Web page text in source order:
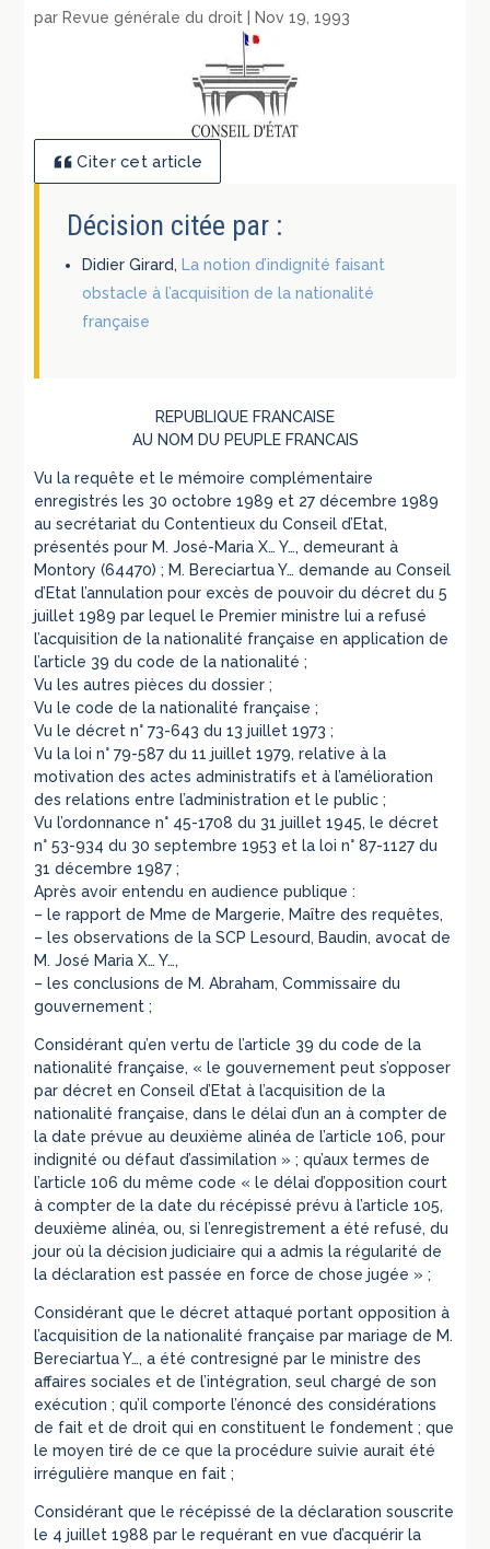
par Revue générale du droit Nov 19, 1993
Citer cet article
Décision citée par :
Didier Girard, La notion d’indignité faisant
obstacle à l’acquisition de la nationalité
française
REPUBLIQUE FRANCAISE
AU NOM DU PEUPLE FRANCAIS
Vu la requête et le mémoire complémentaire
enregistrés les 30 octobre 1989 et 27 décembre 1989
au secrétariat du Contentieux du Conseil d’Etat,
présentés pour M. José-Maria X… Y…, demeurant à
Montory (64470) ; M. Bereciartua Y… demande au Conseil
d’Etat l’annulation pour excès de pouvoir du décret du 5
juillet 1989 par lequel le Premier ministre lui a refusé
l’acquisition de la nationalité française en application de
l’article 39 du code de la nationalité ;
Vu les autres pièces du dossier ;
Vu le code de la nationalité française ;
Vu le décret n° 73-643 du 13 juillet 1973 ;
Vu la loi n° 79-587 du 11 juillet 1979, relative à la
motivation des actes administratifs et à l’amélioration
des relations entre l’administration et le public ;
Vu l’ordonnance n° 45-1708 du 31 juillet 1945, le décret
n° 53-934 du 30 septembre 1953 et la loi n° 87-1127 du
31 décembre 1987 ;
Après avoir entendu en audience publique :
– le rapport de Mme de Margerie, Maître des requêtes,
– les observations de la SCP Lesourd, Baudin, avocat de
M. José Maria X… Y…,
– les conclusions de M. Abraham, Commissaire du
gouvernement ;
Considérant qu’en vertu de l’article 39 du code de la
nationalité française, « le gouvernement peut s’opposer
par décret en Conseil d’Etat à l’acquisition de la
nationalité française, dans le délai d’un an à compter de
la date prévue au deuxième alinéa de l’article 106, pour
indignité ou défaut d’assimilation » ; qu’aux termes de
l’article 106 du même code « le délai d’opposition court
à compter de la date du récépissé prévu à l’article 105,
deuxième alinéa, ou, si l’enregistrement a été refusé, du
jour où la décision judiciaire qui a admis la régularité de
la déclaration est passée en force de chose jugée » ;
Considérant que le décret attaqué portant opposition à
l’acquisition de la nationalité française par mariage de M.
Bereciartua Y…, a été contresigné par le ministre des
affaires sociales et de l’intégration, seul chargé de son
exécution ; qu’il comporte l’énoncé des considérations
de fait et de droit qui en constituent le fondement ; que
le moyen tiré de ce que la procédure suivie aurait été
irrégulière manque en fait ;
Considérant que le récépissé de la déclaration souscrite
le 4 juillet 1988 par le requérant en vue d’acquérir la